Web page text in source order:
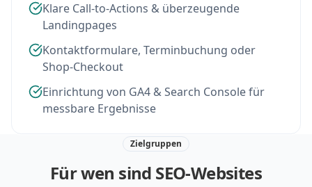
Klare Call-to-Actions & überzeugende
Landingpages
Kontaktformulare, Terminbuchung oder
Shop-Checkout
Einrichtung von GA4 & Search Console für
messbare Ergebnisse
Zielgruppen
Für wen sind SEO-Websites